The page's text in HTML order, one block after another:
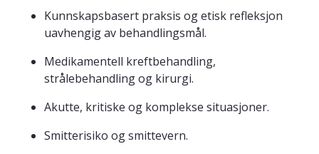
Kunnskapsbasert praksis og etisk refleksjon
uavhengig av behandlingsmål.
Medikamentell kreftbehandling,
strålebehandling og kirurgi.
Akutte, kritiske og komplekse situasjoner.
Smitterisiko og smittevern.